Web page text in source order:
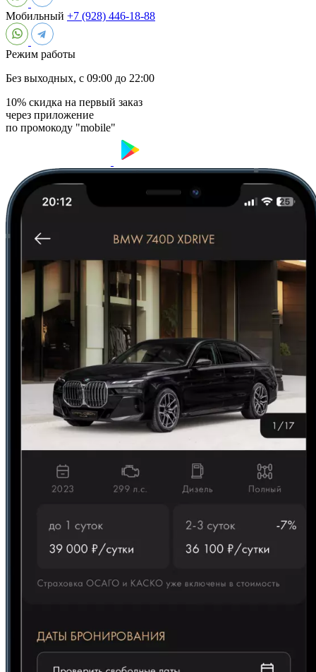
Мобильный +7 (928) 446-18-88
Режим работы
Без выходных, с 09:00 до 22:00
10% скидка на первый заказ
через приложение
по промокоду "mobile"